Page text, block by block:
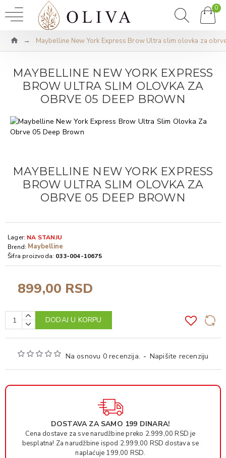
0
Maybelline New York Express Brow Ultra slim olovka za
MAYBELLINE NEW YORK EXPRESS
BROW ULTRA SLIM OLOVKA ZA
OBRVE 05 DEEP BROWN
MAYBELLINE NEW YORK EXPRESS
BROW ULTRA SLIM OLOVKA ZA
OBRVE 05 DEEP BROWN
Na osnovu 0 recenzija. - Napišite recenziju
899,00 RSD
Lager: NA STANJU
Brend: Maybelline
Šifra proizvoda: 033-004-10675
DODAJ U KORPU
DOSTAVA ZA SAMO 199 DINARA!
Cena dostave za sve narudžbine preko 2.999,00 RSD je
besplatna! Za narudžbine ispod 2.999,00 RSD dostava se
naplaćuje 199,00 RSD.